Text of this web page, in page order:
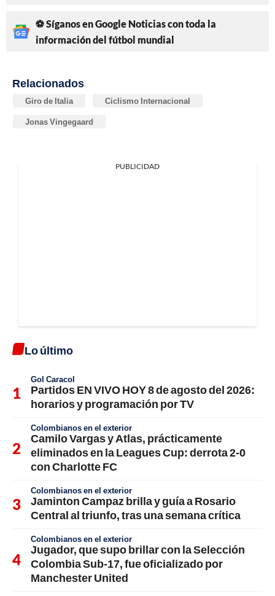
⚽ Síganos en Google Noticias con toda la
información del fútbol mundial
Relacionados
Giro de Italia Ciclismo Internacional
Jonas Vingegaard
PUBLICIDAD
Lo último
Gol Caracol
Partidos EN VIVO HOY 8 de agosto del 2026:
horarios y programación por TV
Colombianos en el exterior
Camilo Vargas y Atlas, prácticamente
eliminados en la Leagues Cup: derrota 2-0
con Charlotte FC
Colombianos en el exterior
Jaminton Campaz brilla y guía a Rosario
Central al triunfo, tras una semana crítica
Colombianos en el exterior
Jugador, que supo brillar con la Selección
Colombia Sub-17, fue oficializado por
Manchester United